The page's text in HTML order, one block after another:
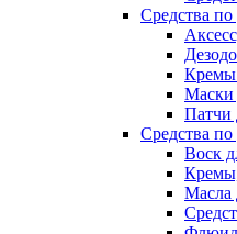
Средства по
Кремы
Маски
Патчи
Средства по
Воск
Масла